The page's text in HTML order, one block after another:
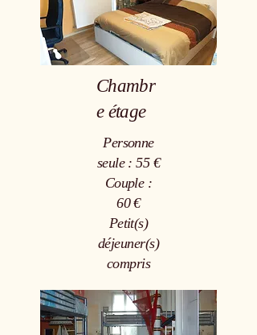
Chambr
e étage
Personne
seule : 55 €
Couple :
60 €
Petit(s)
déjeuner(s)
compris